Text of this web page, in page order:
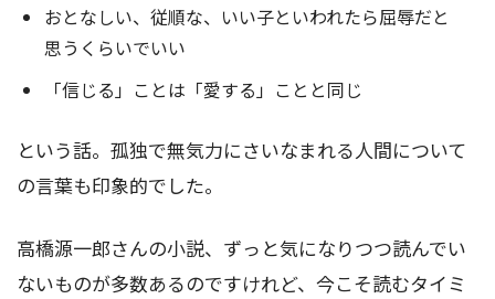
おとなしい、従順な、いい子といわれたら屈辱だと
思うくらいでいい
「信じる」ことは「愛する」ことと同じ
という話。孤独で無気力にさいなまれる人間について
の言葉も印象的でした。
高橋源一郎さんの小説、ずっと気になりつつ読んでい
ないものが多数あるのですけれど、今こそ読むタイミ